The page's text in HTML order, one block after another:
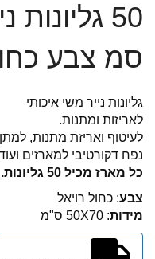
סמ צבע
גליונות נייר משי איכותי
לאריזות ומתנות.
לעיטוף ואריזת מתנות, למתן
נפח דקורטיבי למארזים
כל מארז מכיל 50 גליונות.
צבע: כחול רויאל
מידות: 50X70 ס"מ